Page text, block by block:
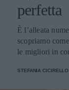
perfetta
È l’alleata
scopriamo
le migliori in
STEFANIA CICIRELLO